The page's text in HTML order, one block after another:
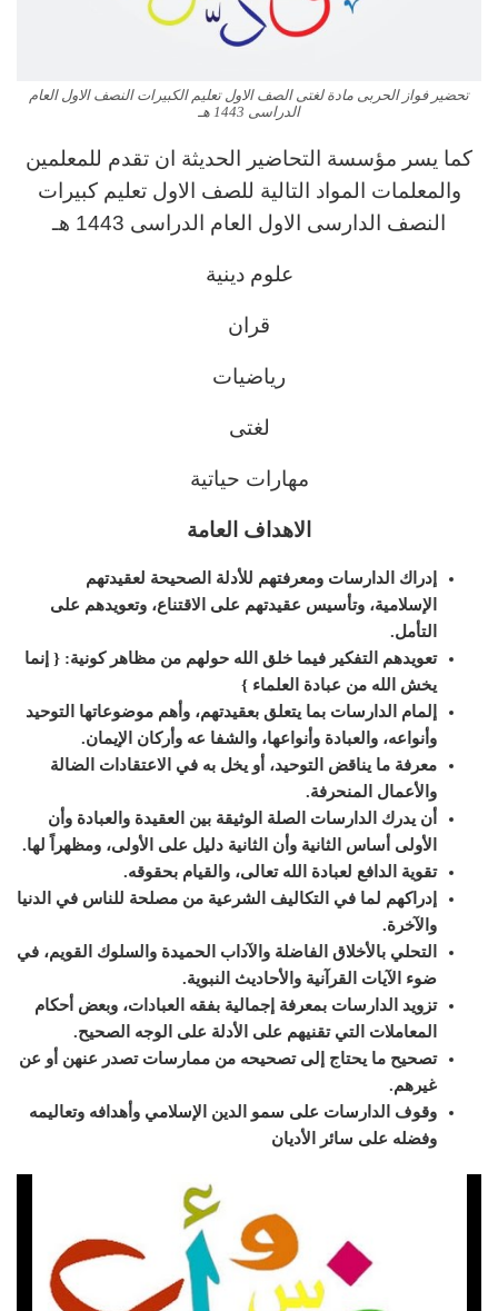
تحضير فواز الحربى مادة لغتى الصف الاول تعليم الكبيرات النصف الاول العام
الدراسى 1443 هـ
كما يسر مؤسسة التحاضير الحديثة ان تقدم للمعلمين
والمعلمات المواد التالية للصف الاول تعليم كبيرات
النصف الدارسى الاول العام الدراسى 1443 هـ
علوم دينية
قران
رياضيات
لغتى
مهارات حياتية
الاهداف العامة
إدراك الدارسات ومعرفتهم للأدلة الصحيحة لعقيدتهم
الإسلامية، وتأسيس عقيدتهم على الاقتناع، وتعويدهم على
التأمل.
تعويدهم التفكير فيما خلق الله حولهم من مظاهر كونية: { إنما
يخش الله من عبادة العلماء }
إلمام الدارسات بما يتعلق بعقيدتهم، وأهم موضوعاتها التوحيد
وأنواعه، والعبادة وأنواعها، والشفا عه وأركان الإيمان.
معرفة ما يناقض التوحيد، أو يخل به في الاعتقادات الضالة
والأعمال المنحرفة.
أن يدرك الدارسات الصلة الوثيقة بين العقيدة والعبادة وأن
الأولى أساس الثانية وأن الثانية دليل على الأولى، ومظهراً لها.
تقوية الدافع لعبادة الله تعالى، والقيام بحقوقه.
إدراكهم لما في التكاليف الشرعية من مصلحة للناس في الدنيا
والآخرة.
التحلي بالأخلاق الفاضلة والآداب الحميدة والسلوك القويم، في
ضوء الآيات القرآنية والأحاديث النبوية.
تزويد الدارسات بمعرفة إجمالية بفقه العبادات، وبعض أحكام
المعاملات التي تقنيهم على الأدلة على الوجه الصحيح.
تصحيح ما يحتاج إلى تصحيحه من ممارسات تصدر عنهن أو عن
غيرهم.
وقوف الدارسات على سمو الدين الإسلامي وأهدافه وتعاليمه
وفضله على سائر الأديان